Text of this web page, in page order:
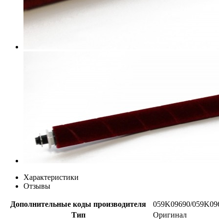
Характеристики
Отзывы
Дополнительные коды производителя
059K09690/
Тип
Оригинал